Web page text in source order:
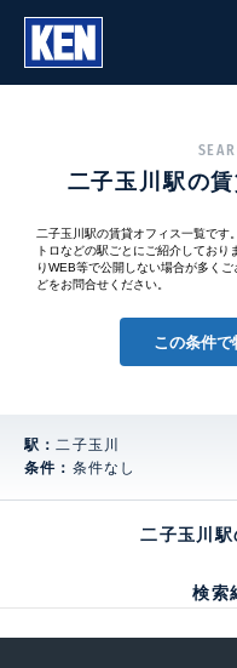
二子玉川駅の
二子玉川駅の賃貸オフィス一覧です
トロなどの駅ごとにご紹介してお
りWEB等で公開しない場合が多く
どをお問合せください。
この条件
駅：二子玉川
条件： 条件なし
二子玉川
検索